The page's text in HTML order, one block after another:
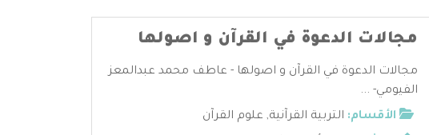
مجالات الدعوة في القرآن و اصولها
مجالات الدعوة في القرآن و اصولها - عاطف محمد عبدالمعز
الفيومي- ...
الأقسام: التربية القرآنية, علوم القرآن